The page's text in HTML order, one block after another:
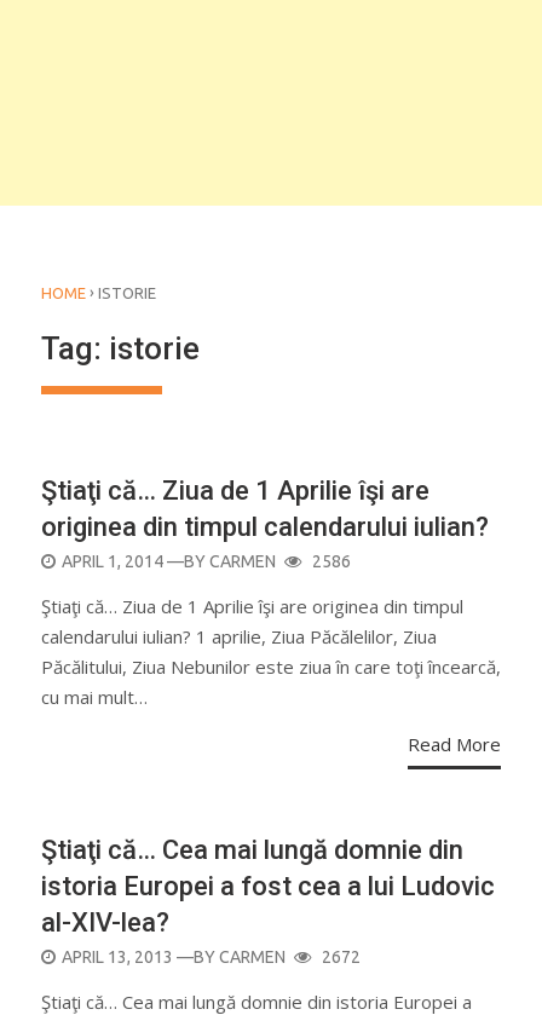
HOME › ISTORIE
Tag: istorie
Ştiaţi că… Ziua de 1 Aprilie îşi are
originea din timpul calendarului iulian?
POSTED
APRIL 1, 2014—BYCARMEN 2586
Ştiaţi că… Ziua de 1 Aprilie îşi are originea din timpul
calendarului iulian? 1 aprilie, Ziua Păcălelilor, Ziua
Păcălitului, Ziua Nebunilor este ziua în care toţi încearcă,
cu mai mult…
Read More
Ştiaţi că… Cea mai lungă domnie din
istoria Europei a fost cea a lui Ludovic
al-XIV-lea?
POSTED
APRIL 13, 2013 —BYCARMEN 2672
Ştiaţi că… Cea mai lungă domnie din istoria Europei a